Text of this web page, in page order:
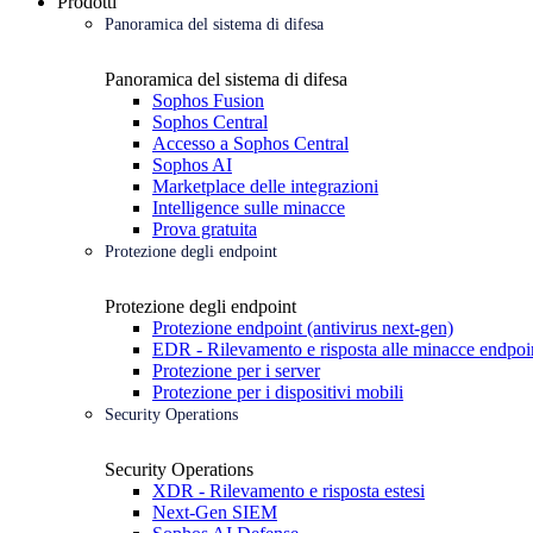
Panoramica del sistema di difesa
Panoramica del sistema di difesa
Sophos Fusion
Sophos Central
Accesso a Sophos Central
Sophos AI
Marketplace delle integrazioni
Intelligence sulle minacce
Prova gratuita
Protezione degli endpoint
Protezione degli endpoint
Protezione endpoint (antivirus next-gen)
EDR - Rilevamento e risposta alle minacce
Protezione per i server
Protezione per i dispositivi mobili
Security Operations
Security Operations
XDR - Rilevamento e risposta estesi
Next-Gen SIEM